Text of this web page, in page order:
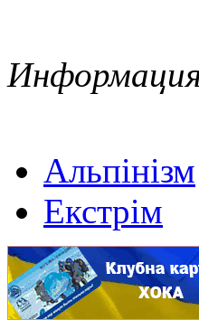
Альпінізм
Екстрім